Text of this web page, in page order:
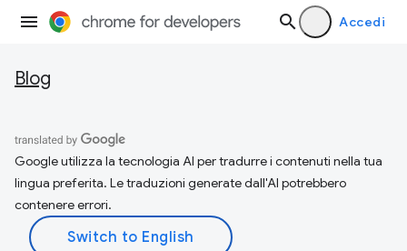
Accedi
Blog
Google utilizza la tecnologia AI per tradurre i contenuti nella tua
lingua preferita. Le traduzioni generate dall'AI potrebbero
contenere errori.